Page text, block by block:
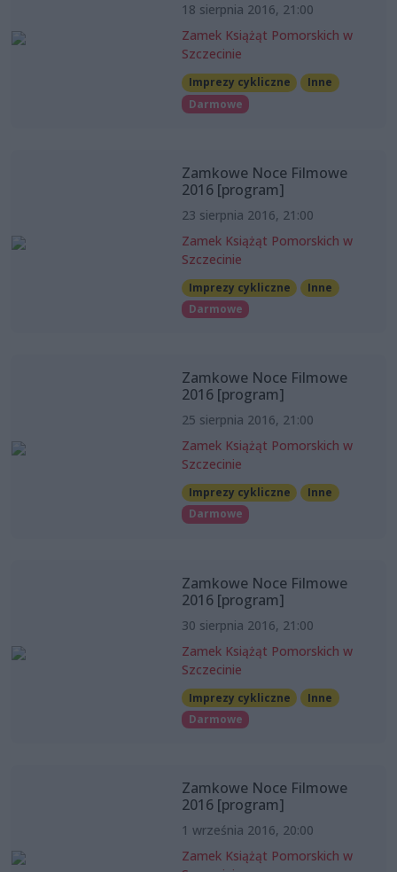
18 sierpnia 2016, 21:00
Zamek Książąt Pomorskich w
Szczecinie
Imprezy cykliczne
Inne
Darmowe
Zamkowe Noce Filmowe
2016 [program]
23 sierpnia 2016, 21:00
Zamek Książąt Pomorskich w
Szczecinie
Imprezy cykliczne
Inne
Darmowe
Zamkowe Noce Filmowe
2016 [program]
25 sierpnia 2016, 21:00
Zamek Książąt Pomorskich w
Szczecinie
Imprezy cykliczne
Inne
Darmowe
Zamkowe Noce Filmowe
2016 [program]
30 sierpnia 2016, 21:00
Zamek Książąt Pomorskich w
Szczecinie
Imprezy cykliczne
Inne
Darmowe
Zamkowe Noce Filmowe
2016 [program]
1 września 2016, 20:00
Zamek Książąt Pomorskich w